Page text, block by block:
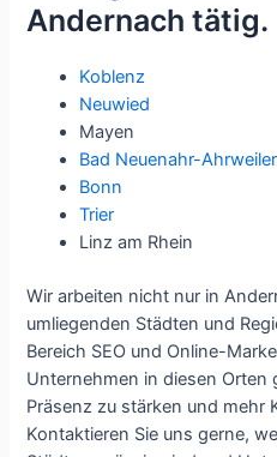
Andernach tätig.
Koblenz
Neuwied
Mayen
Bad Neuenahr-Ahrweiler
Bonn
Trier
Linz am Rhein
Wir arbeiten nicht nur in
umliegenden Städten und
Bereich SEO und Online-
Unternehmen in diesen Orten
Präsenz zu stärken und mehr
Kontaktieren Sie uns gerne,